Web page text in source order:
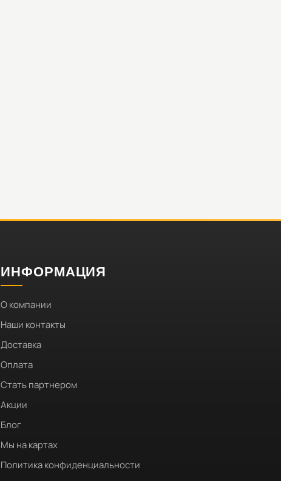
ИНФОРМАЦИЯ
О компании
Наши контакты
Доставка
Оплата
Стать партнером
Акции
Блог
Мы на картах
Политика конфиденциальности